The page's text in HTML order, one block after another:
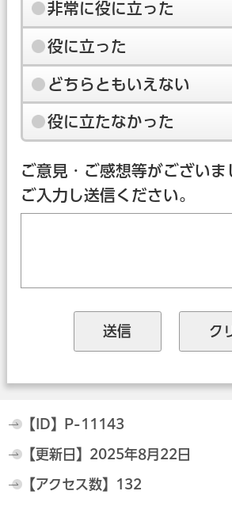
非常に役に立った
役に立った
どちらともいえない
役に立たなかった
ご意見・ご感想等がございま
ご入力し送信ください。
【ID】 P-11143
【更新日】 2025年8月22日
【アクセス数】 132